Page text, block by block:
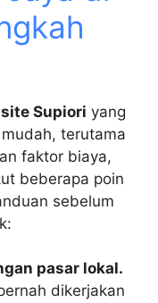
Supiori yang
terutama
faktor biaya,
beberapa poin
sebelum
pasar lokal.
dikerjakan